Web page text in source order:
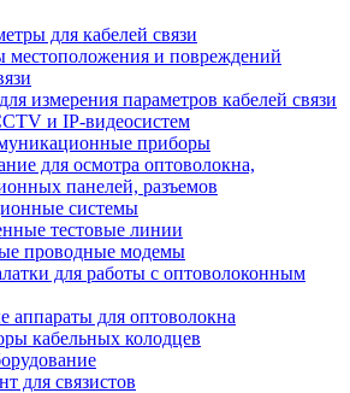
для кабелей связи
местоположения и повреждений
измерения параметров кабелей связи
и IP-видеосистем
приборы
для осмотра оптоволокна,
панелей, разъемов
системы
тестовые линии
проводные модемы
для работы с оптоволоконным
аппараты для оптоволокна
кабельных колодцев
для связистов